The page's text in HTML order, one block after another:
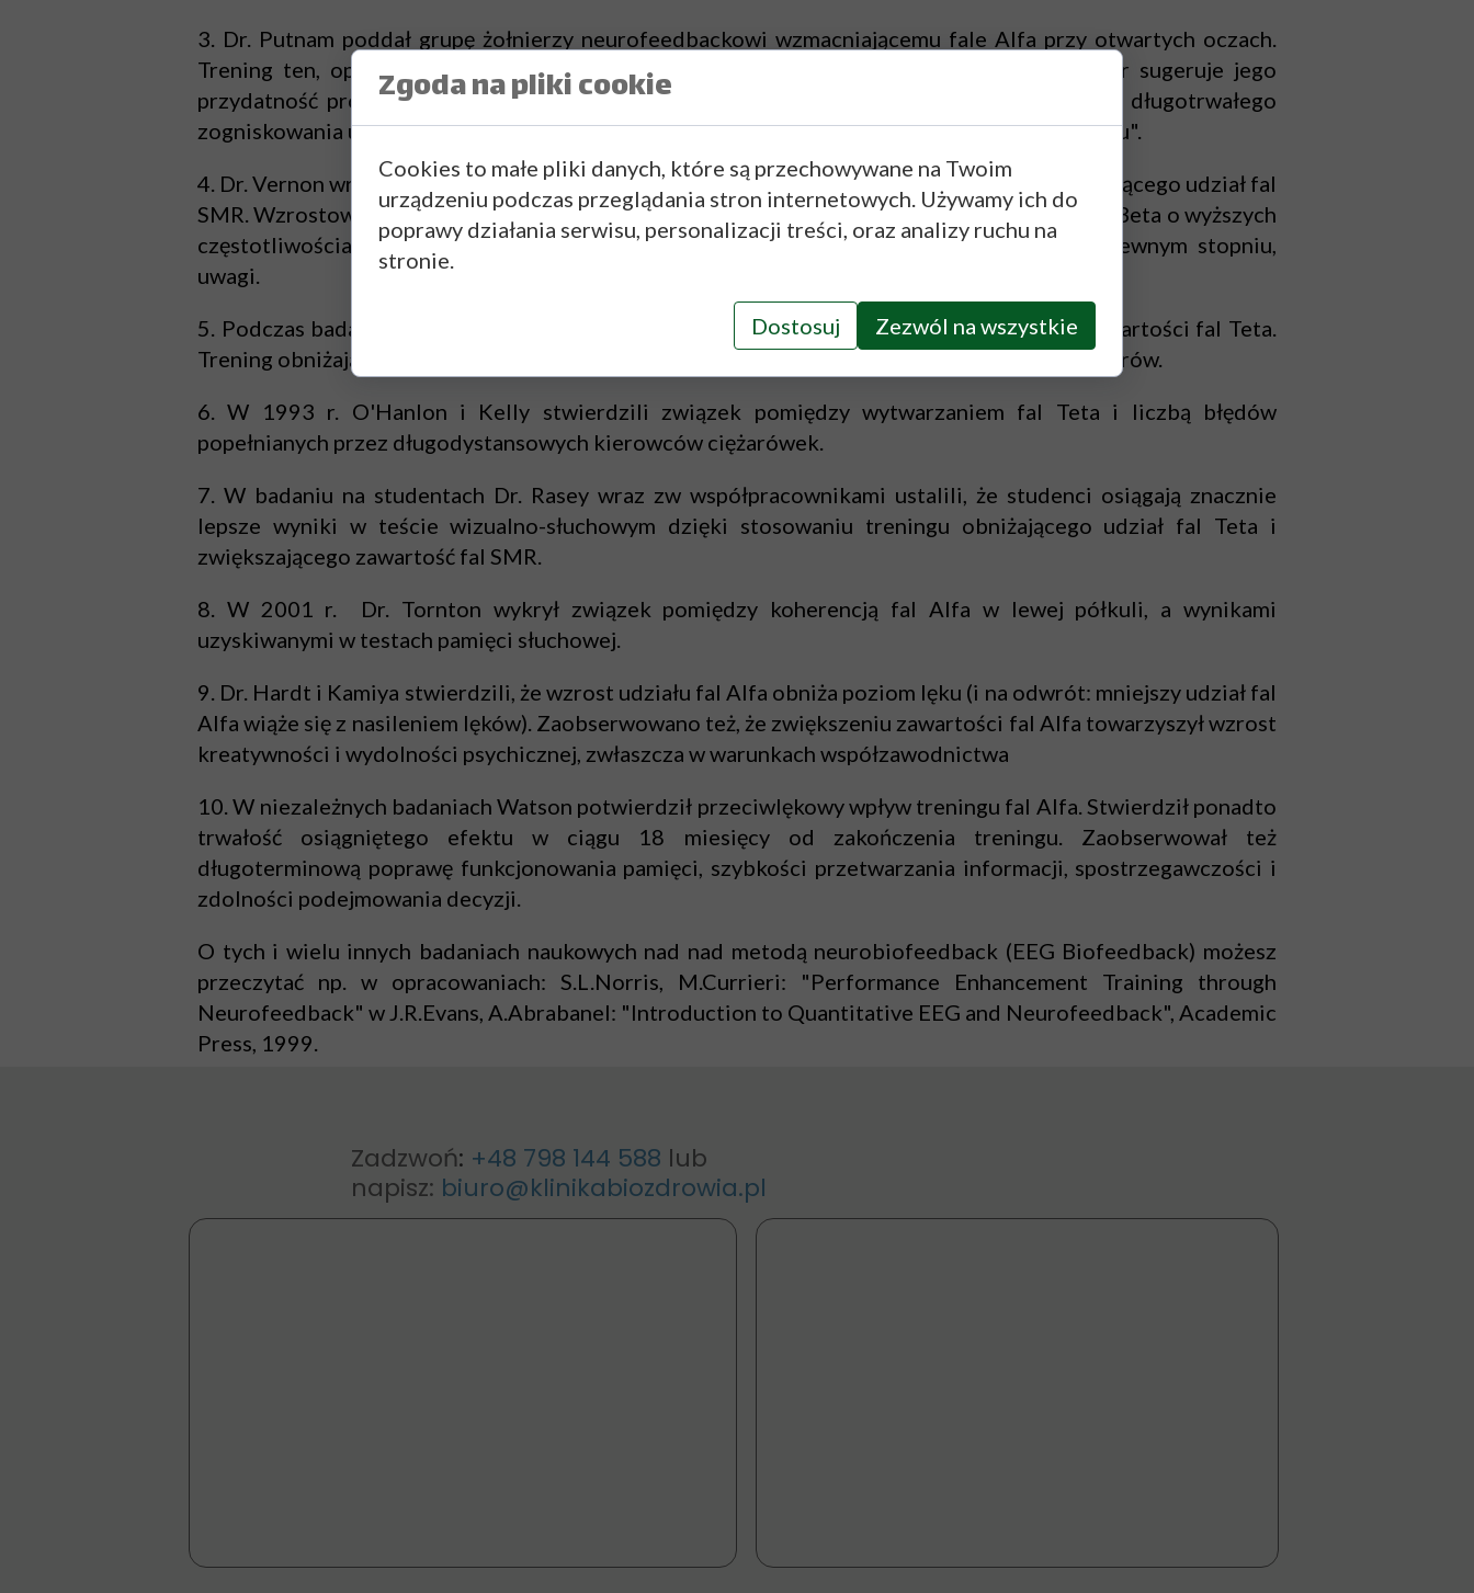
3. Dr. Putnam poddał grupę żołnierzy neurofeedbackowi wzmacniającemu fale Alfa przy otwartych oczach.
Trening ten, oprócz zwiększenia amplitudy fal Alfa, powodował osłabienie fal Teta. Autor sugeruje jego
przydatność profilaktyczną przed zadaniami wykonywanymi pod dużą presją, wymagającymi długotrwałego
zogniskowania uwagi na otoczeniu. Trening taki może przeciwdziałać "wypaleniu psychicznemu".
4. Dr. Vernon wraz ze współpracownikami przeprowadzili w 2003 r. badania treningu zwiększającego udział fal
SMR. Wzrostowi ich amplitudy towarzyszyło zmniejszenie poziomu fal Teta oraz składowych Beta o wyższych
częstotliwościach. Trening znacząco poprawiał wyniki testów pamięci roboczej, oraz, w pewnym stopniu,
uwagi.
5. Podczas badań Dr. Beatty i in. zauważyli, że monotonne zajęcia wiążą się ze wzrostem zawartości fal Teta.
Trening obniżający ich zawartość zmniejszał ilość błędów popełnianych przez operatorów radarów.
6. W 1993 r. O'Hanlon i Kelly stwierdzili związek pomiędzy wytwarzaniem fal Teta i liczbą błędów
popełnianych przez długodystansowych kierowców ciężarówek.
7. W badaniu na studentach Dr. Rasey wraz zw współpracownikami ustalili, że studenci osiągają znacznie
lepsze wyniki w teście wizualno-słuchowym dzięki stosowaniu treningu obniżającego udział fal Teta i
zwiększającego zawartość fal SMR.
8. W 2001 r. Dr. Tornton wykrył związek pomiędzy koherencją fal Alfa w lewej półkuli, a wynikami
uzyskiwanymi w testach pamięci słuchowej.
9. Dr. Hardt i Kamiya stwierdzili, że wzrost udziału fal Alfa obniża poziom lęku (i na odwrót: mniejszy udział fal
Alfa wiąże się z nasileniem lęków). Zaobserwowano też, że zwiększeniu zawartości fal Alfa towarzyszył wzrost
kreatywności i wydolności psychicznej, zwłaszcza w warunkach współzawodnictwa
10. W niezależnych badaniach Watson potwierdził przeciwlękowy wpływ treningu fal Alfa. Stwierdził ponadto
trwałość osiągniętego efektu w ciągu 18 miesięcy od zakończenia treningu. Zaobserwował też
długoterminową poprawę funkcjonowania pamięci, szybkości przetwarzania informacji, spostrzegawczości i
zdolności podejmowania decyzji.
O tych i wielu innych badaniach naukowych nad nad metodą neurobiofeedback (EEG Biofeedback) możesz
przeczytać np. w opracowaniach: S.L.Norris, M.Currieri: "Performance Enhancement Training through
Neurofeedback" w J.R.Evans, A.Abrabanel: "Introduction to Quantitative EEG and Neurofeedback", Academic
Press, 1999.
Zadzwoń: +48 798 144 588 lub
napisz: biuro@klinikabiozdrowia.pl
Zgoda na pliki cookie
Cookies to małe pliki danych, które są przechowywane na Twoim
urządzeniu podczas przeglądania stron internetowych. Używamy ich do
poprawy działania serwisu, personalizacji treści, oraz analizy ruchu na
stronie.
Dostosuj Zezwól na wszystkie